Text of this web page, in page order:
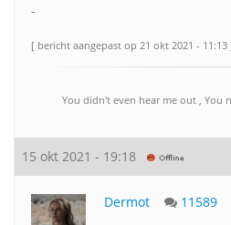
-
[ bericht aangepast op 21 okt 2021 - 11:13
You didn't even hear me out , You
15 okt 2021 - 19:18
Dermot 11589